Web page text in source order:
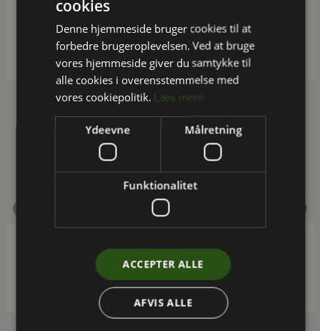
Byggeri i forandring - kompetenceforløb for
Erhvervshus Hovedstaden klæder
virksomheder på
Hillerød Kommune - genbrug af tagsten i
cookies
Denne hjemmeside bruger cookies til at
forbedre brugeroplevelsen. Ved at bruge
vores hjemmeside giver du samtykke til
alle cookies i overensstemmelse med
vores cookiepolitik. Læs mere
Ydeevne Målretning
Funktionalitet
ACCEPTER ALLE
AFVIS ALLE